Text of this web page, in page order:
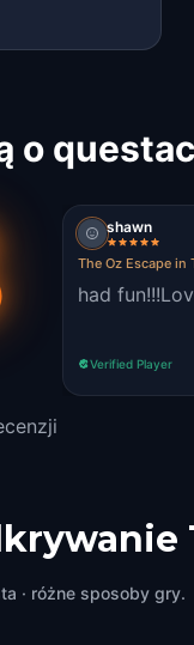
o
shawn
The Oz Escape in
had
Verified Player
· różne sposoby gry.